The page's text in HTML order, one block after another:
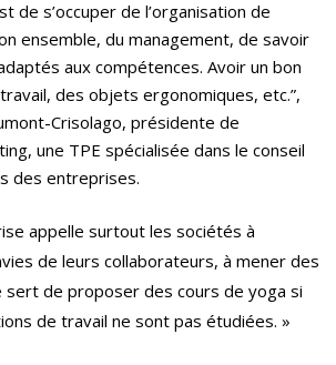
de s’occuper de l’organisation de
ensemble, du management, de savoir
aux compétences. Avoir un bon
des objets ergonomiques, etc.”,
Crisolago, présidente de
une TPE spécialisée dans le conseil
des entreprises.
appelle surtout les sociétés à
de leurs collaborateurs, à mener des
sert de proposer des cours de yoga si
de travail ne sont pas étudiées. »